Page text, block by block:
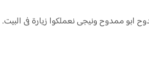
ابو ممدوح ونيجى نعملكوا زيارة فى البيت.